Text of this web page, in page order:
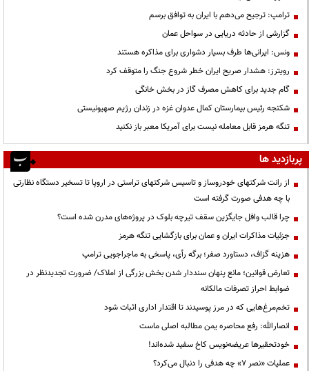
ترامپ: ترجیح می‌دهم با ایران به توافق برسم
گزارشی از حادثه دریایی در سواحل عمان
ونس: ایرانی‌ها طرف بسیار دشواری برای مذاکره هستند
رویترز: هشدار صریح ایران خطر شروع جنگ را متوقف کرد
گام جدید برای کاهش مصرف گاز در بخش خانگی
شکنجه رئیس بیمارستان کمال عدوان غزه در زندان رژیم صهیونیستی
تنگه هرمز قابل معامله نیست برای آمریکا معبر باز نکنید
پربازدید ها
از رانت‌ شرکتهای خودروساز و تاسیس شرکتهای تراستی در اروپا تا تسخیر دستگاه نظارتی
با چه هدفی صورت گرفته است
چرا قالب وافل جایگزین سقف تیرچه بلوک در پروژه‌های مدرن شده است؟
جزئیات مذاکرات ایران و عمان برای بازگشایی تنگه هرمز
هزینه گزاف، دستاورد صفر؛ برگه رأی، پاسخی به ماجراجویی ترامپ
تعارض قوانین؛ مانع پنهان سنددار شدن بخش بزرگی از املاک/ ضرورت تجدیدنظر در
ضوابط احراز تصرفات مالکانه
تخم‌مرغ‌هایی که در مرز پوسیدند تا اقتدار اداری اثبات شود
انصارالله: رفع محاصره یمن مطالبه اصلی ماست
خودتحقیرها عریضه‌نویس کاخ سفید شده‌اند!
عملیات «نصر ۷» چه هدفی را دنبال می‌کرد؟